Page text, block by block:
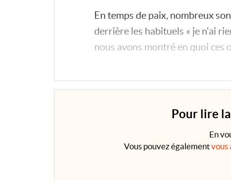
En temps de paix, nombreux
derrière les habituels « je n'ai
nous avons montré en quoi ces
Pour lire
En
Vous pouvez égalementvous